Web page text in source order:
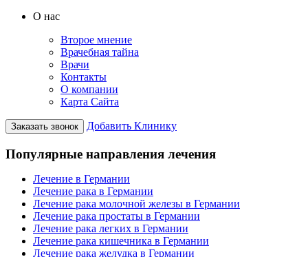
О нас
Второе мнение
Врачебная тайна
Врачи
Контакты
О компании
Карта Сайта
Заказать звонок Добавить Клинику
Популярные направления лечения
Лечение в Германии
Лечение рака в Германии
Лечение рака молочной железы в Германии
Лечение рака простаты в Германии
Лечение рака легких в Германии
Лечение рака кишечника в Германии
Лечение рака желудка в Германии